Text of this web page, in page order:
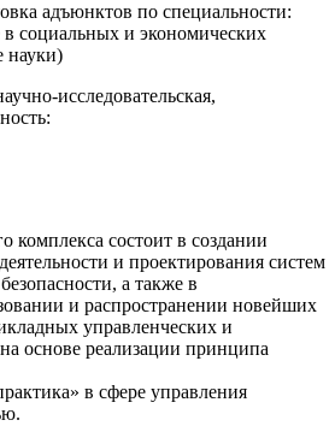
адъюнктов по специальности:
социальных и экономических
науки)
исследовательская,
комплекса состоит в создании
и проектирования систем
а также в
и распространении новейших
управленческих и
основе реализации принципа
в сфере управления